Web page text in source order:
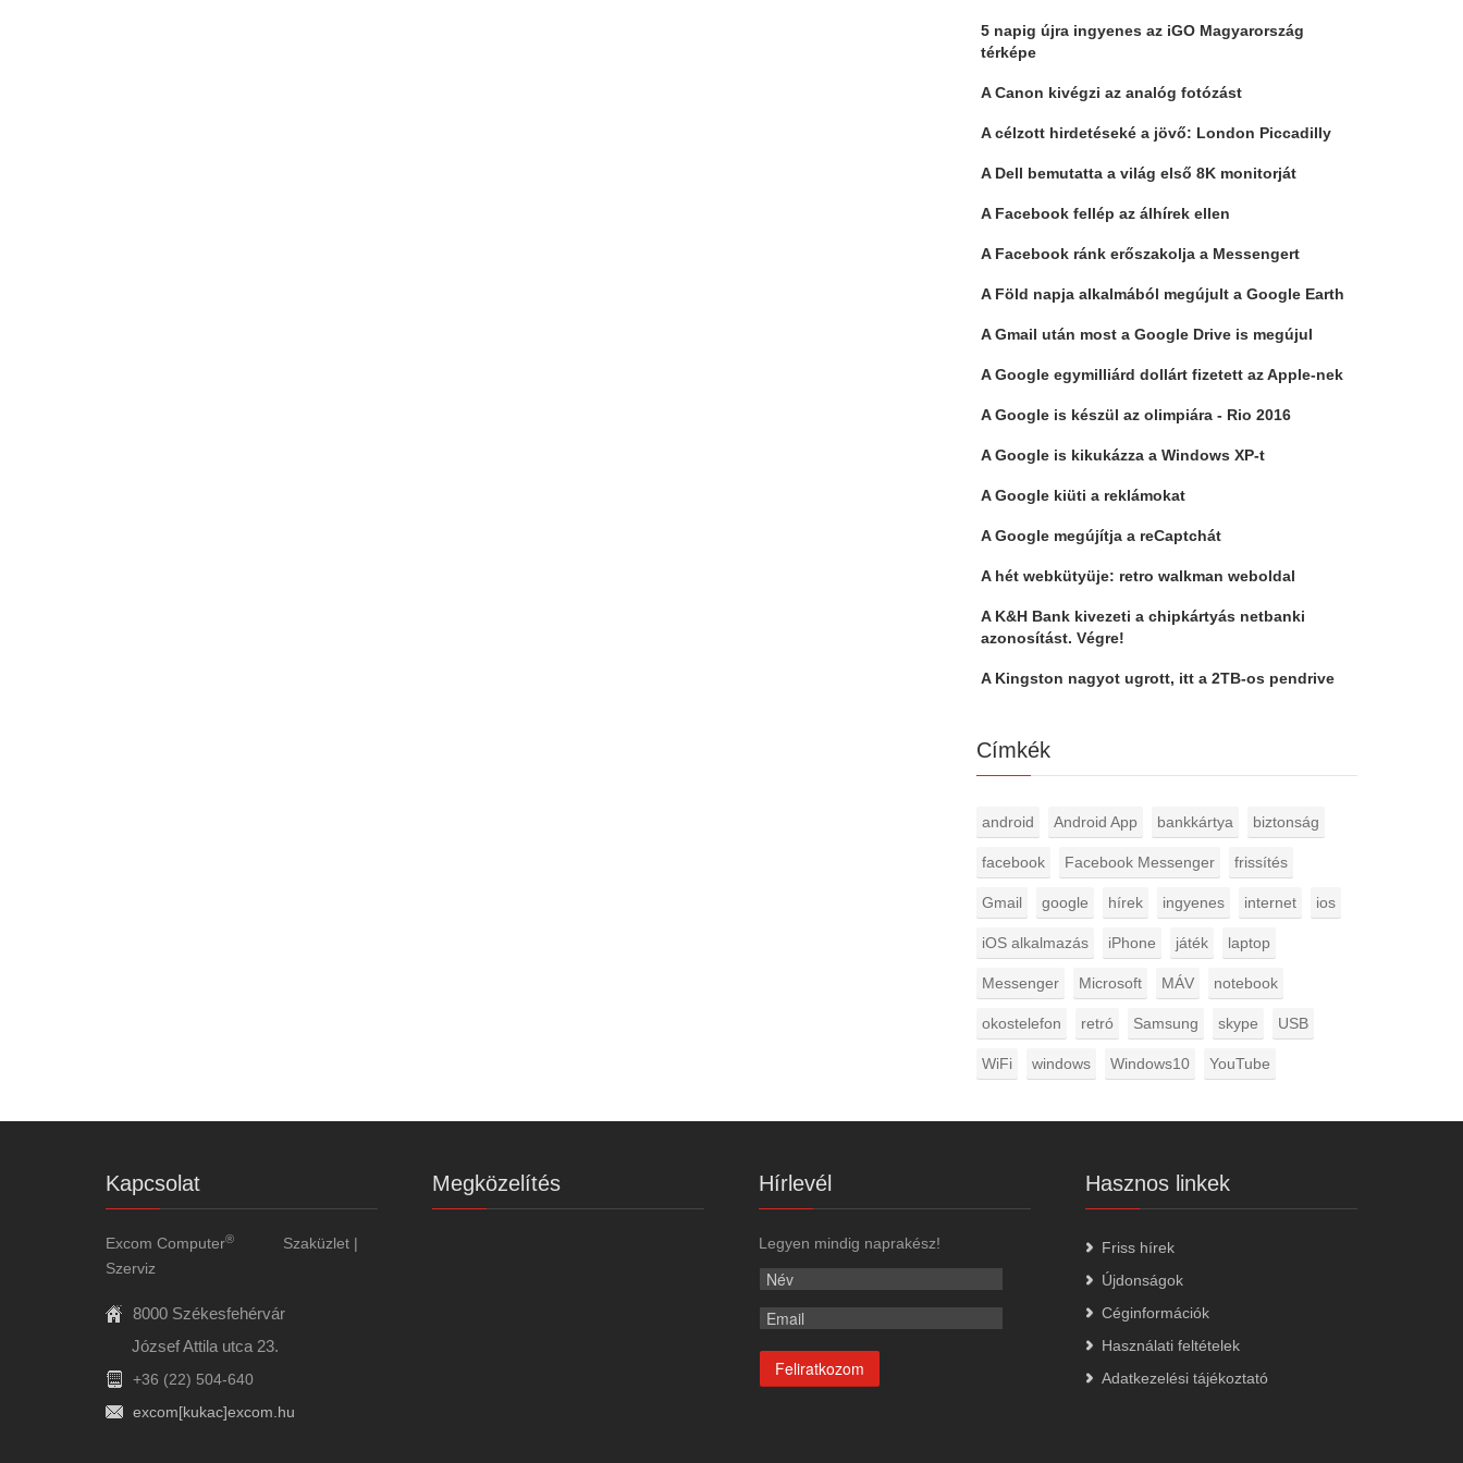
5 napig újra ingyenes az iGO Magyarország
térképe
A Canon kivégzi az analóg fotózást
A célzott hirdetéseké a jövő: London Piccadilly
A Dell bemutatta a világ első 8K monitorját
A Facebook fellép az álhírek ellen
A Facebook ránk erőszakolja a Messengert
A Föld napja alkalmából megújult a Google Earth
A Gmail után most a Google Drive is megújul
A Google egymilliárd dollárt fizetett az Apple-nek
A Google is készül az olimpiára - Rio 2016
A Google is kikukázza a Windows XP-t
A Google kiüti a reklámokat
A Google megújítja a reCaptchát
A hét webkütyüje: retro walkman weboldal
A K&H Bank kivezeti a chipkártyás netbanki
azonosítást. Végre!
A Kingston nagyot ugrott, itt a 2TB-os pendrive
Címkék
android Android App bankkártya biztonság
facebook Facebook Messenger frissítés
Gmail google hírek ingyenes internet ios
iOS alkalmazás iPhone játék laptop
Messenger Microsoft MÁV notebook
okostelefon retró Samsung skype USB
WiFi windows Windows10 YouTube
Kapcsolat
Excom Computer® Szaküzlet |
Szerviz
8000 Székesfehérvár
József Attila utca 23.
+36 (22) 504-640
excom[kukac]excom.hu
Megközelítés Hírlevél
Legyen mindig naprakész!
Hasznos linkek
Friss hírek
Újdonságok
Céginformációk
Használati feltételek
Adatkezelési tájékoztató